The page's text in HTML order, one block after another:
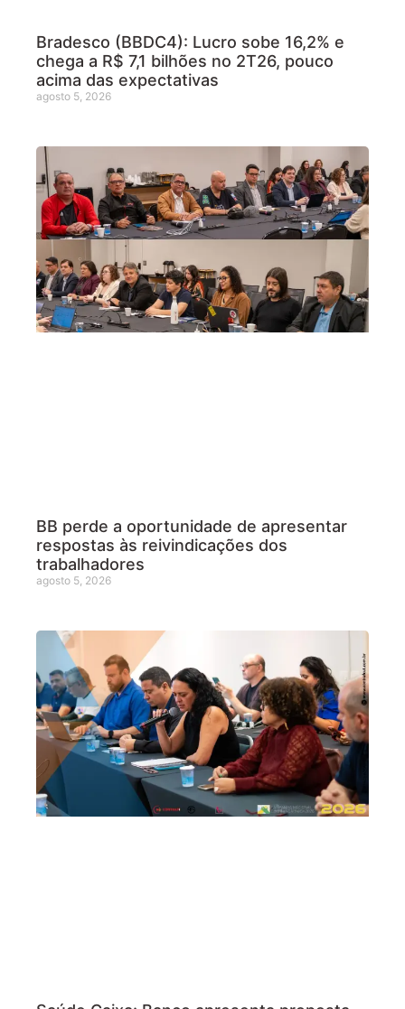
Bradesco (BBDC4): Lucro sobe 16,2% e
chega a R$ 7,1 bilhões no 2T26, pouco
acima das expectativas
agosto 5, 2026
BB perde a oportunidade de apresentar
respostas às reivindicações dos
trabalhadores
agosto 5, 2026